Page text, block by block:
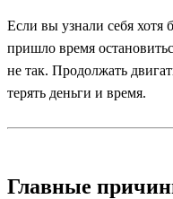
Если вы узнали себя
пришло время
не так. Продолжать
терять деньги и время.
Главные